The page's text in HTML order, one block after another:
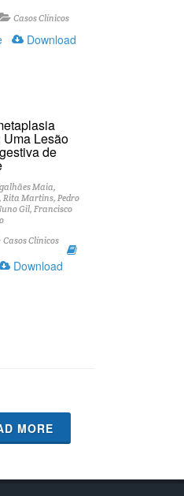
Casos Clínicos
Download
Uma Lesão
de
Maia,
Martins, Pedro
Gil, Francisco
Casos Clínicos
Download
MORE